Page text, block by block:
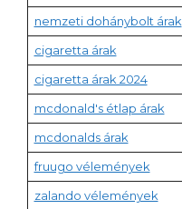
nemzeti dohánybolt árak
cigaretta árak
cigaretta árak 2024
mcdonald's étlap árak
mcdonalds árak
fruugo vélemények
zalando vélemények